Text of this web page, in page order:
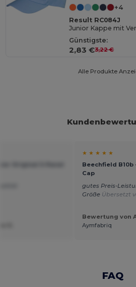
+4
Result RC084J
Junior Kappe mit
Günstigste:
2,83 €3,22 €
Alle Produkte
★ ★ ★ ★ ★
Beechfield
Cap
gutes Preis-
Größe Übersetzt
Bewertung von
Aymfabriq
FAQ